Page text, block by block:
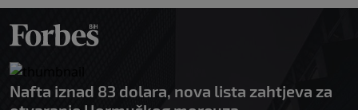
Nafta iznad 83 dolara, nova lista zahtjeva za